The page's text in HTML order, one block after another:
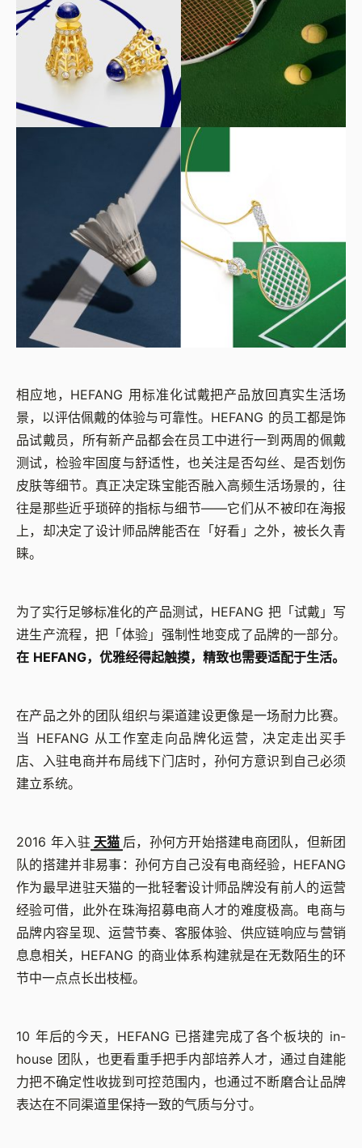
相应地，HEFANG 用标准化试戴把产品放回真实生活场
景，以评估佩戴的体验与可靠性。HEFANG 的员工都是饰
品试戴员，所有新产品都会在员工中进行一到两周的佩戴
测试，检验牢固度与舒适性，也关注是否勾丝、是否划伤
皮肤等细节。真正决定珠宝能否融入高频生活场景的，往
往是那些近乎琐碎的指标与细节——它们从不被印在海报
上，却决定了设计师品牌能否在「好看」之外，被长久青
睐。
为了实行足够标准化的产品测试，HEFANG 把「试戴」写
进生产流程，把「体验」强制性地变成了品牌的一部分。
在 HEFANG，优雅经得起触摸，精致也需要适配于生活。
在产品之外的团队组织与渠道建设更像是一场耐力比赛。
当 HEFANG 从工作室走向品牌化运营，决定走出买手
店、入驻电商并布局线下门店时，孙何方意识到自己必须
建立系统。
2016 年入驻 天猫 后，孙何方开始搭建电商团队，但新团
队的搭建并非易事：孙何方自己没有电商经验，HEFANG
作为最早进驻天猫的一批轻奢设计师品牌没有前人的运营
经验可借，此外在珠海招募电商人才的难度极高。电商与
品牌内容呈现、运营节奏、客服体验、供应链响应与营销
息息相关，HEFANG 的商业体系构建就是在无数陌生的环
节中一点点长出枝桠。
10 年后的今天，HEFANG 已搭建完成了各个板块的 in-
house 团队，也更看重手把手内部培养人才，通过自建能
力把不确定性收拢到可控范围内，也通过不断磨合让品牌
表达在不同渠道里保持一致的气质与分寸。